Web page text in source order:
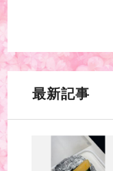
最新記事